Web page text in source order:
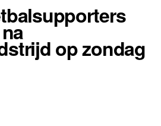
op zondag